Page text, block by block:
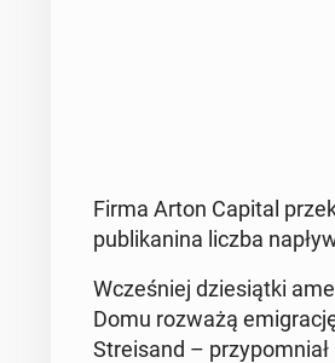
Firma Arton Capital
pu­bli­ka­ni­na liczba
Wcze­śniej dzie­siąt­ki
Domu rozważą
Stre­isand –